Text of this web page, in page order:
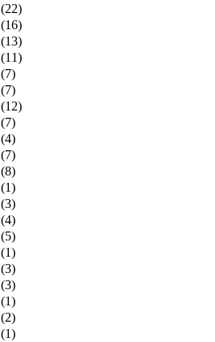
(22)
(16)
(13)
(11)
(7)
(7)
(12)
(7)
(4)
(7)
(8)
(1)
(3)
(4)
(5)
(1)
(3)
(3)
(1)
(2)
(1)